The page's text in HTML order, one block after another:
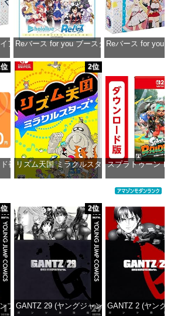
アルデッキ ホロライブプロダクション ver.ホロ
Reバース for you ブースターパック ホロライ
価格：¥2,980
Reバース for you
番号 1000円|オンラインコード版
2位
リズム天国 ミラクルスターズ -Switch
スプラトゥーン レ
プコミックスDIGITAL)
2位
GANTZ 29 (ヤングジャンプコミックス
GANTZ 2 (ヤング